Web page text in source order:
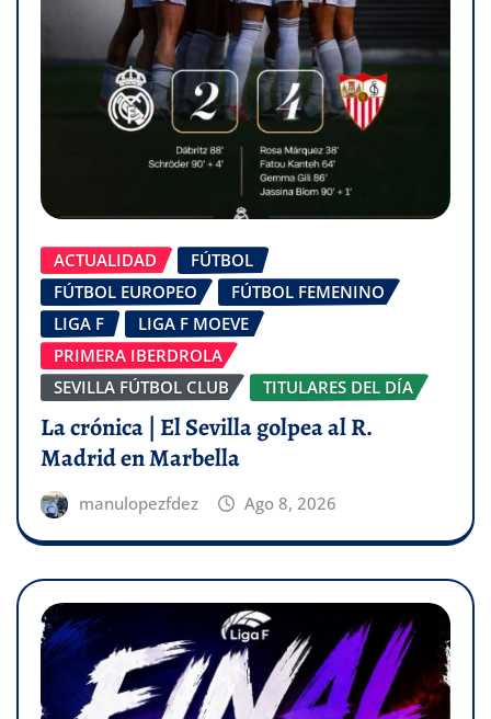
ACTUALIDAD
FÚTBOL
FÚTBOL EUROPEO
FÚTBOL FEMENINO
LIGA F
LIGA F MOEVE
PRIMERA IBERDROLA
SEVILLA FÚTBOL CLUB
TITULARES DEL DÍA
La crónica | El Sevilla golpea al R.
Madrid en Marbella
manulopezfdez Ago 8, 2026